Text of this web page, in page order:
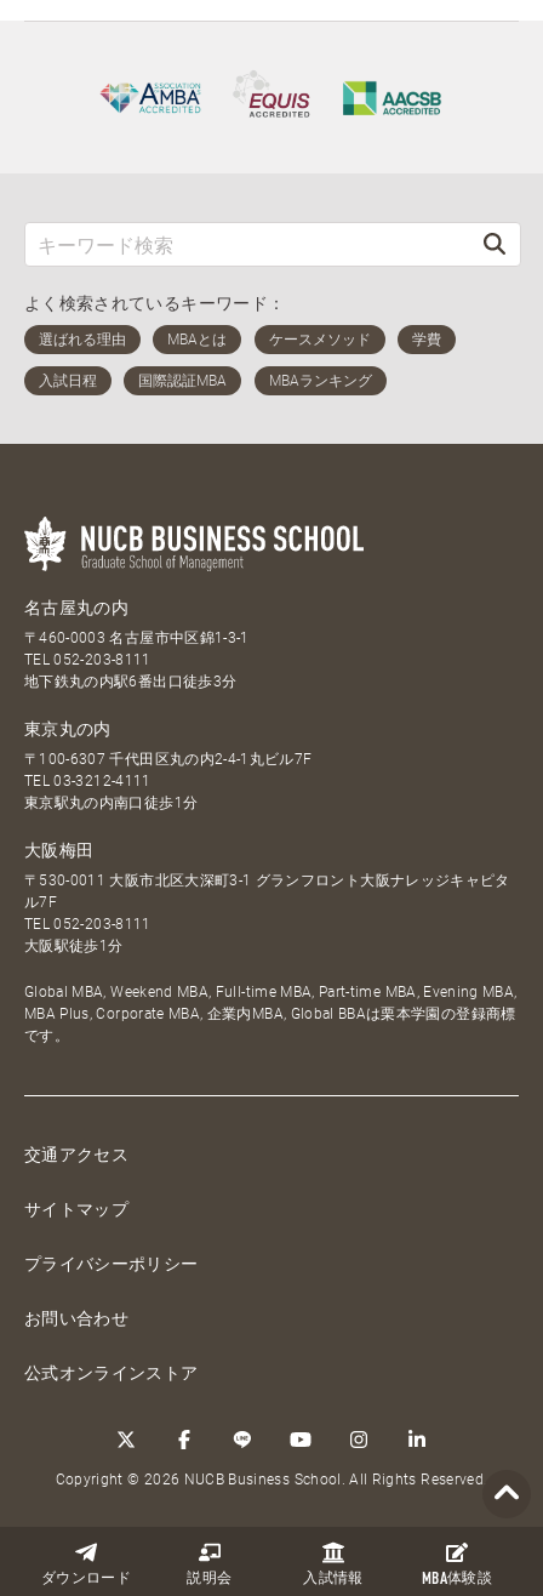
ダウンロード 説明会 入試情報 MBA体験談
よく検索されているキーワード：
名古屋丸の内
〒460-0003 名古屋市中区錦1-3-1
TEL052-203-8111
地下鉄丸の内駅6番出口徒歩3分
東京丸の内
〒100-6307 千代田区丸の内2-4-1丸ビル7F
TEL03-3212-4111
東京駅丸の内南口徒歩1分
大阪梅田
〒530-0011 大阪市北区大深町3-1 グランフロント大阪ナレッジキャピタ
ル7F
TEL052-203-8111
大阪駅徒歩1分
Global MBA, Weekend MBA, Full-time MBA, Part-time MBA, Evening MBA,
MBA Plus, Corporate MBA, 企業内MBA, Global BBAは栗本学園の登録商標
です。
交通アクセス
サイトマップ
プライバシーポリシー
お問い合わせ
公式オンラインストア
Copyright © 2026 NUCB Business School. All Rights Reserved.